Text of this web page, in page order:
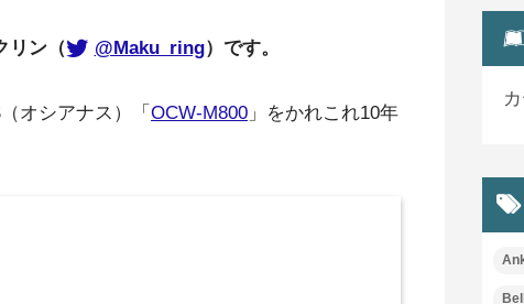
リン（ @Maku_ring）です。
オシアナス）「 OCW-M800 」をかれこれ10年